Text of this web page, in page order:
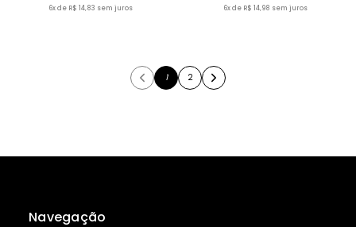
6x de R$ 14,83 sem juros 6x de R$ 14,98 sem juros
1 2
Navegação